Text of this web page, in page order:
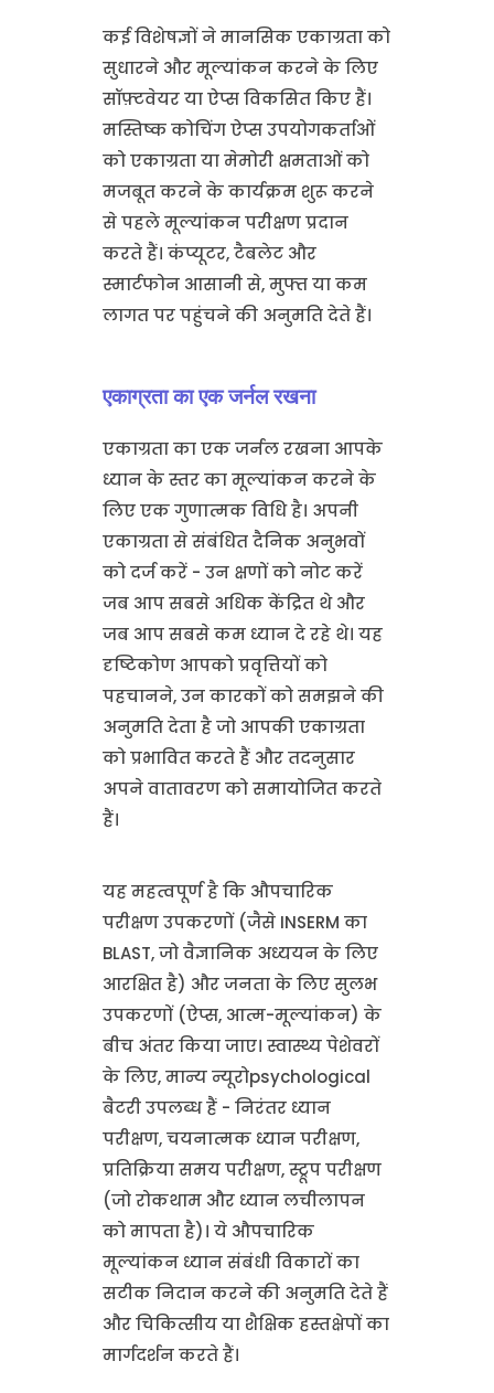
कई विशेषज्ञों ने मानसिक एकाग्रता को
सुधारने और मूल्यांकन करने के लिए
सॉफ़्टवेयर या ऐप्स विकसित किए हैं।
मस्तिष्क कोचिंग ऐप्स उपयोगकर्ताओं
को एकाग्रता या मेमोरी क्षमताओं को
मजबूत करने के कार्यक्रम शुरू करने
से पहले मूल्यांकन परीक्षण प्रदान
करते हैं। कंप्यूटर, टैबलेट और
स्मार्टफोन आसानी से, मुफ्त या कम
लागत पर पहुंचने की अनुमति देते हैं।
एकाग्रता का एक जर्नल रखना
एकाग्रता का एक जर्नल रखना आपके
ध्यान के स्तर का मूल्यांकन करने के
लिए एक गुणात्मक विधि है। अपनी
एकाग्रता से संबंधित दैनिक अनुभवों
को दर्ज करें - उन क्षणों को नोट करें
जब आप सबसे अधिक केंद्रित थे और
जब आप सबसे कम ध्यान दे रहे थे। यह
दृष्टिकोण आपको प्रवृत्तियों को
पहचानने, उन कारकों को समझने की
अनुमति देता है जो आपकी एकाग्रता
को प्रभावित करते हैं और तदनुसार
अपने वातावरण को समायोजित करते
हैं।
यह महत्वपूर्ण है कि औपचारिक
परीक्षण उपकरणों (जैसे INSERM का
BLAST, जो वैज्ञानिक अध्ययन के लिए
आरक्षित है) और जनता के लिए सुलभ
उपकरणों (ऐप्स, आत्म-मूल्यांकन) के
बीच अंतर किया जाए। स्वास्थ्य पेशेवरों
के लिए, मान्य न्यूरोpsychological
बैटरी उपलब्ध हैं - निरंतर ध्यान
परीक्षण, चयनात्मक ध्यान परीक्षण,
प्रतिक्रिया समय परीक्षण, स्ट्रूप परीक्षण
(जो रोकथाम और ध्यान लचीलापन
को मापता है)। ये औपचारिक
मूल्यांकन ध्यान संबंधी विकारों का
सटीक निदान करने की अनुमति देते हैं
और चिकित्सीय या शैक्षिक हस्तक्षेपों का
मार्गदर्शन करते हैं।